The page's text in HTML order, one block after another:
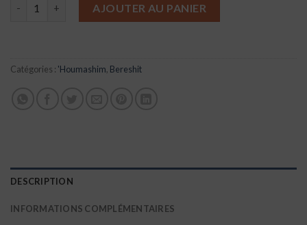
AJOUTER AU PANIER
Catégories : 'Houmashim, Bereshit
DESCRIPTION
INFORMATIONS COMPLÉMENTAIRES